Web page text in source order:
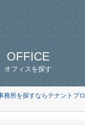
OFFICE
オフィスを探す
務所を探すならテナントプロ